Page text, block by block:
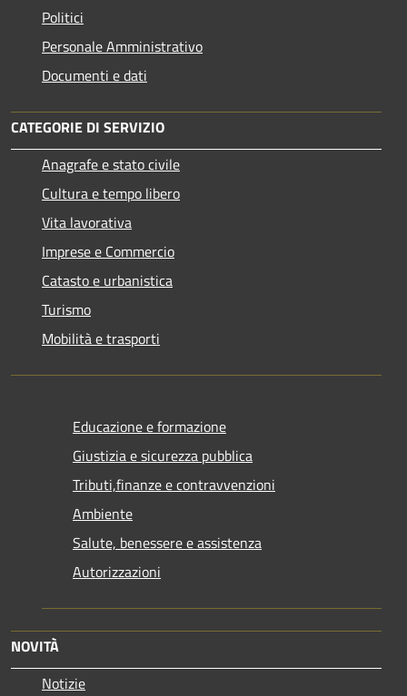
Politici
Personale Amministrativo
Documenti e dati
CATEGORIE DI SERVIZIO
Anagrafe e stato civile
Cultura e tempo libero
Vita lavorativa
Imprese e Commercio
Catasto e urbanistica
Turismo
Mobilità e trasporti
Educazione e formazione
Giustizia e sicurezza pubblica
Tributi,finanze e contravvenzioni
Ambiente
Salute, benessere e assistenza
Autorizzazioni
NOVITÀ
Notizie